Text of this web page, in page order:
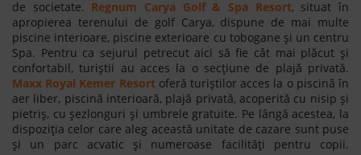
de societate. Regnum Carya Golf & Spa Resort, situat în
apropierea terenului de golf Carya, dispune de mai multe
piscine interioare, piscine exterioare cu tobogane și un centru
Spa. Pentru ca sejurul petrecut aici să fie cât mai plăcut și
confortabil, turiștii au acces la o secțiune de plajă privată.
Maxx Royal Kemer Resortoferă turiștilor acces la o piscină în
aer liber, piscină interioară, plajă privată, acoperită cu nisip și
pietriș, cu șezlonguri și umbrele gratuite. Pe lângă acestea, la
dispoziția celor care aleg această unitate de cazare sunt puse
și un parc acvatic și numeroase facilități pentru copii.